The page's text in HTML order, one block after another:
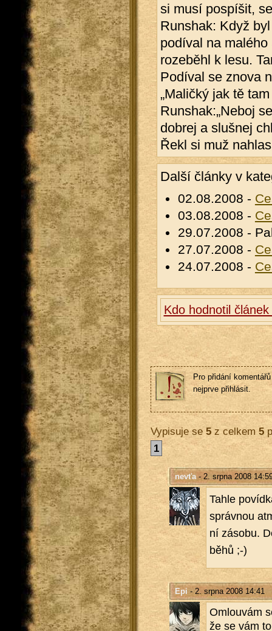
si musí pospíšit,
Runshak: Když
podíval na
rozeběhl k lesu.
Podíval se znova
„Maličký jak tě
Runshak:„Neboj
dobrej a slušnej
Řekl si muž
Další články v
02.08.2008 -
03.08.2008 -
29.07.2008 -
27.07.2008 -
24.07.2008 -
Kdo hodnotil
Pro přidání
nejprve přihlásit.
Vypisuje se 5z celkem 5
1
nevťa- 2. srpna 2008
Tahle
správ­nou
ní zá­so­bu.
bě­hů ;-)
Epi - 2. srpna 2008 14:41
Omlou­vám
že se vám